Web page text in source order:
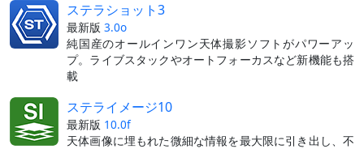
ステラショット3
最新版 3.0o
純国産のオールインワン天体撮影ソフトがパワーアッ
プ。ライブスタックやオートフォーカスなど新機能も搭
載
ステライメージ10
最新版 10.0f
天体画像に埋もれた微細な情報を最大限に引き出し、不